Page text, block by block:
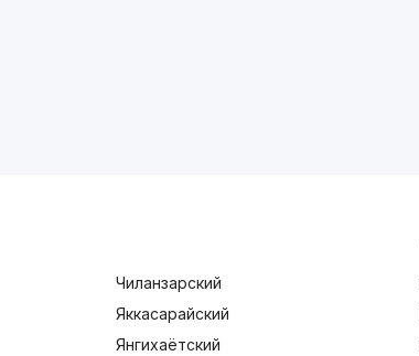
Чиланзарский
Яккасарайский
Янгихаётский